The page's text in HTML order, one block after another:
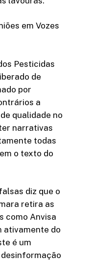
em Vozes
Pesticidas
de
por
a
qualidade no
narrativas
todas
o texto do
diz que o
retira as
como Anvisa
ativamente do
é um